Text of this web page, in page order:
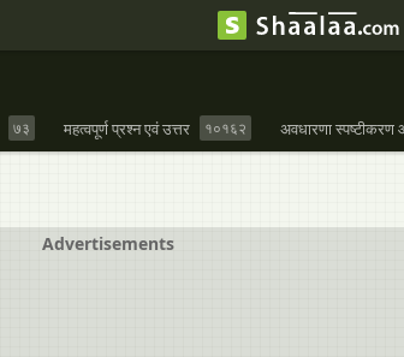
७३ महत्वपूर्ण प्रश्न एवं उत्तर १०१६२ अवधारणा स्पष्टीकरण
Advertisements